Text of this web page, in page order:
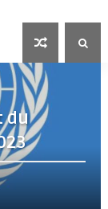
du